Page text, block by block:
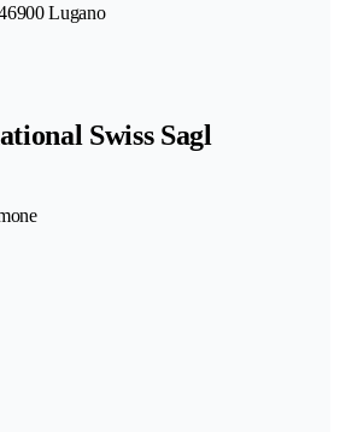
6900 Lugano
Swiss Sagl